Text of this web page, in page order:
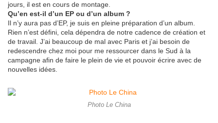
jours, il est en cours de montage.
Qu’en est-il d’un EP ou d’un album ?
Il n’y aura pas d’EP, je suis en pleine préparation d’un album.
Rien n’est défini, cela dépendra de notre cadence de création et
de travail. J’ai beaucoup de mal avec Paris et j’ai besoin de
redescendre chez moi pour me ressourcer dans le Sud à la
campagne afin de faire le plein de vie et pouvoir écrire avec de
nouvelles idées.
Photo Le China